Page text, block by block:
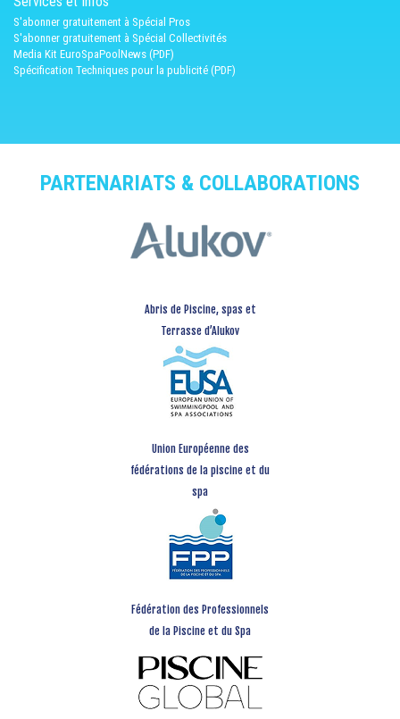
S'abonner gratuitement à Spécial Pros
S'abonner gratuitement à Spécial Collectivités
Media Kit EuroSpaPoolNews (PDF)
Spécification Techniques pour la publicité (PDF)
PARTENARIATS & COLLABORATIONS
Abris de Piscine, spas et
Terrasse d’Alukov
Union Européenne des
fédérations de la piscine et du
spa
Fédération des Professionnels
de la Piscine et du Spa